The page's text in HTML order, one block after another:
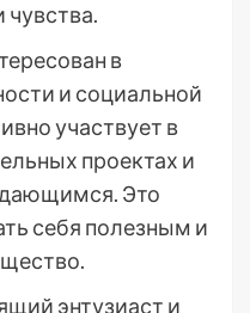
в
и социальной
участвует в
проектах и
Это
себя полезным и
энтузиаст и